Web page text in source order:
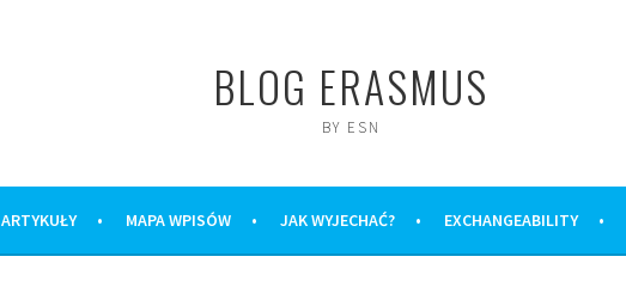
BLOG ERASMUS
BY ESN
ARTYKUŁY MAPA WPISÓW JAK WYJECHAĆ? EXCHANGEABILITY